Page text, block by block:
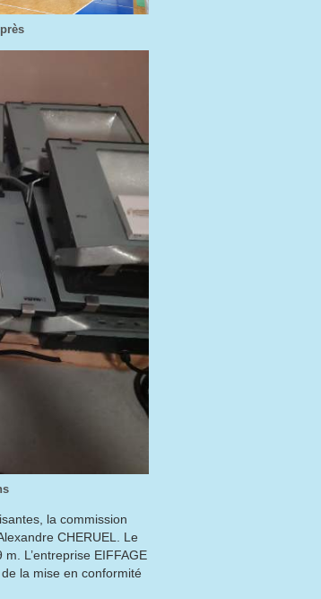
la commission
CHERUEL. Le
L’entreprise EIFFAGE
la mise en conformité